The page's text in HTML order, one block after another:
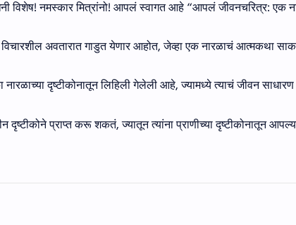
विशेष! नमस्कार मित्रांनो! आपलं स्वागत आहे “आपलं जीवनचरित्र: एक
अवतारात गाडुत येणार आहोत, जेव्हा एक नारळाचं आत्मकथा
दृष्टीकोनातून लिहिली गेलेली आहे, ज्यामध्ये त्याचं जीवन
प्राप्त करू शकतं, ज्यातून त्यांना प्राणीच्या दृष्टीकोनातून आपल्या